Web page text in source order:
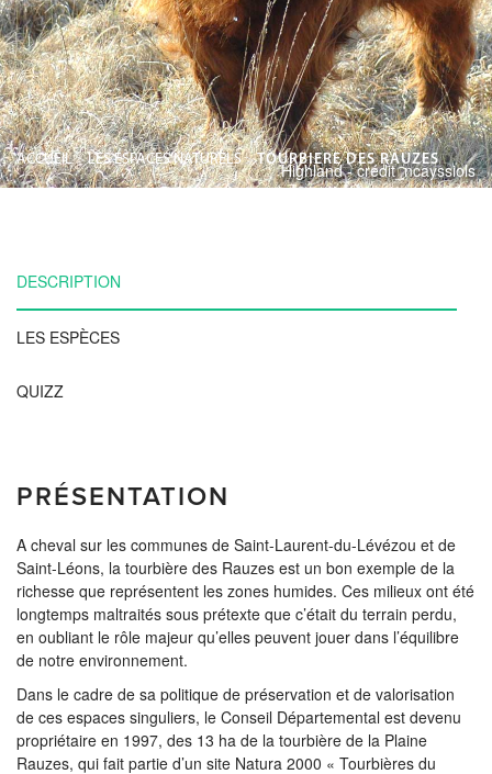
ACCUEIL>LES ESPACES NATURELS>TOURBIERE DES RAUZES
Highland - crédit_ncayssiols
DESCRIPTION
LES ESPÈCES
QUIZZ
PRÉSENTATION
A cheval sur les communes de Saint-Laurent-du-Lévézou et de
Saint-Léons, la tourbière des Rauzes est un bon exemple de la
richesse que représentent les zones humides. Ces milieux ont été
longtemps maltraités sous prétexte que c’était du terrain perdu,
en oubliant le rôle majeur qu’elles peuvent jouer dans l’équilibre
de notre environnement.
Dans le cadre de sa politique de préservation et de valorisation
de ces espaces singuliers, le Conseil Départemental est devenu
propriétaire en 1997, des 13 ha de la tourbière de la Plaine
Rauzes, qui fait partie d’un site Natura 2000 « Tourbières du